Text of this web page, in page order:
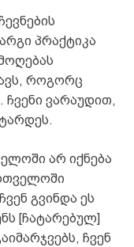
პრაქტიკა
როგორც
ვარაუდით,
არ იქნება
გვინდა ეს
[ჩატარებულ]
ჩვენ